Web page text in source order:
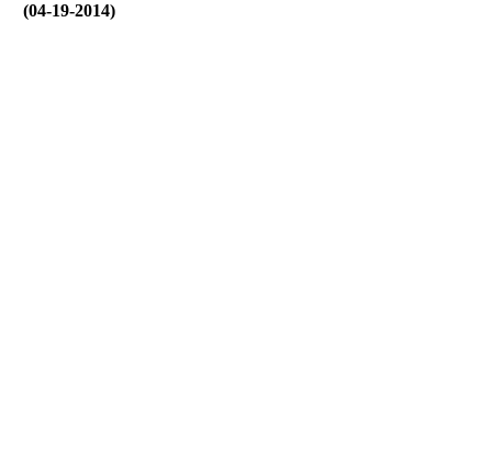
(04-19-2014)